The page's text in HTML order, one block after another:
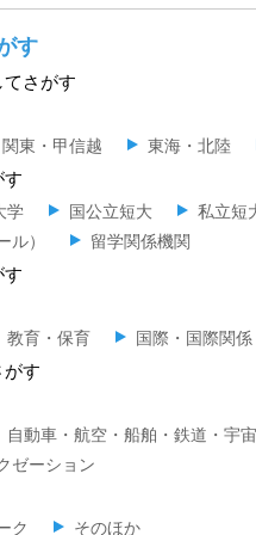
す
さがす
関東・甲信越 東海・北陸
す
学 国公立短大 私立短
ル）
留学関係機関
す
教育・保育 国際・国際関係
がす
自動車・航空・船舶・鉄道・宇宙
ゼーション
ク そのほか